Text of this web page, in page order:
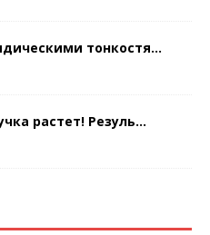
тонкостя...
растет! Резуль...